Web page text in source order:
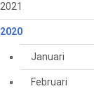
2021
2020
Januari
Februari